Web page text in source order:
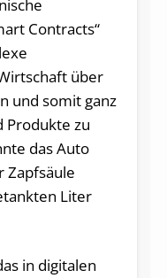
Contracts“
über
und somit ganz
Produkte zu
das Auto
Zapfsäule
Liter
in digitalen